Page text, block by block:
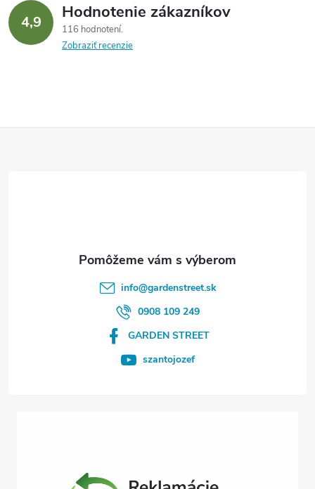
4,9 Hodnotenie zákazníkov
116 hodnotení
Zobraziť recenzie
info@gardenstreet.sk
0908 109 249
GARDEN STREET
szantojozef